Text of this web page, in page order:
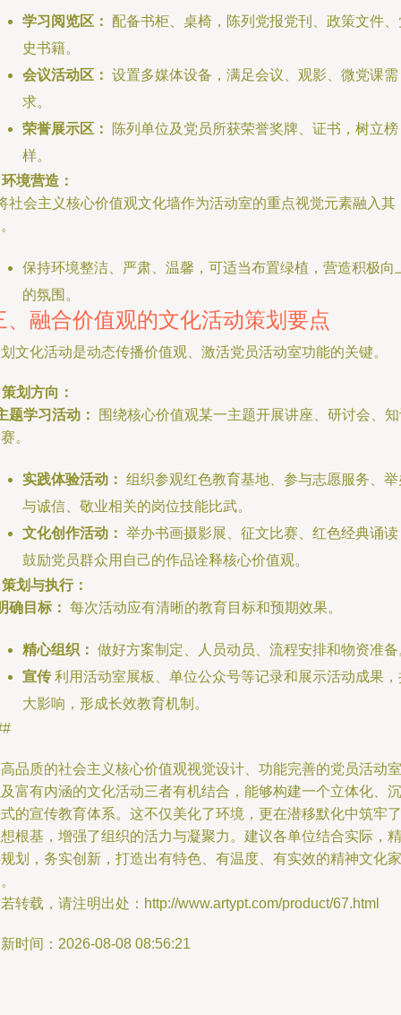
学习阅览区：
配备书柜、桌椅，陈列党报党刊、政策文件、
史书籍。
会议活动区： 设置多媒体设备，满足会议、观影、微党课需
求。
荣誉展示区：
陈列单位及党员所获荣誉奖牌、证书，树立榜
样。
境营造：
社会主义核心价值观文化墙作为活动室的重点视觉元素融入其
保持环境整洁、严肃、温馨，可适当布置绿植，营造积极向
的氛围。
、融合价值观的文化活动策划要点
文化活动是动态传播价值观、激活党员活动室功能的关键。
划方向：
题学习活动：
围绕核心价值观某一主题开展讲座、研讨会、
。
实践体验活动： 组织参观红色教育基地、参与志愿服务、举
与诚信、敬业相关的岗位技能比武。
文化创作活动： 举办书画摄影展、征文比赛、红色经典诵读
鼓励党员群众用自己的作品诠释核心价值观。
划与执行：
确目标： 每次活动应有清晰的教育目标和预期效果。
精心组织： 做好方案制定、人员动员、流程安排和物资准备
宣传利用活动室展板、单位公众号等记录和展示活动成果，
大影响，形成长效教育机制。
品质的社会主义核心价值观视觉设计、功能完善的党员活动室
富有内涵的文化活动三者有机结合，能够构建一个立体化、沉
的宣传教育体系。这不仅美化了环境，更在潜移默化中筑牢了
根基，增强了组织的活力与凝聚力。建议各单位结合实际，精
划，务实创新，打造出有特色、有温度、有实效的精神文化家
转载，请注明出处：http://www.artypt.com/product/67.html
时间：2026-08-08 08:56:21